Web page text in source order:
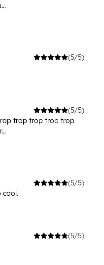
(5/5)
(5/5)
trop trop trop trop
(5/5)
cool.
(5/5)